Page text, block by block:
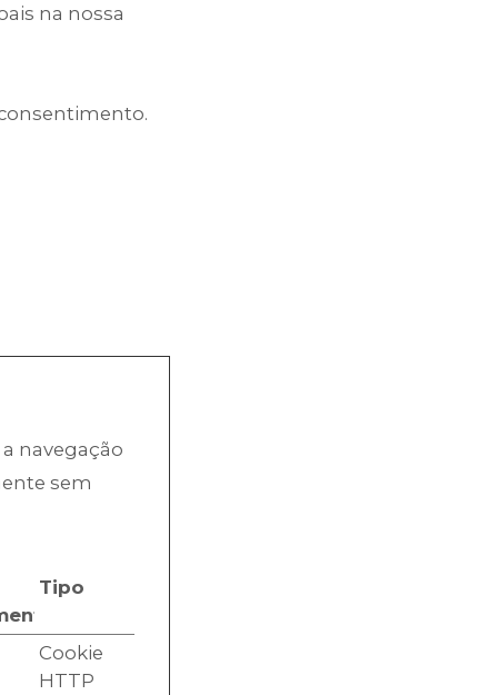
na nossa
navegação
sem
Tipo
Cookie
HTTP